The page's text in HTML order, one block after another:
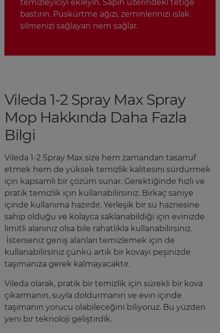
temizleyiciyi ekleyin. Sapın üzerindeki tetiğe
bastırın. Püskürtme ağızı, zeminlerinizi ıslak
silmenizi sağlayan nem sağlar.
Vileda 1-2 Spray Max Spray
Mop Hakkında Daha Fazla
Bilgi
Vileda 1-2 Spray Max size hem zamandan tasarruf
etmek hem de yüksek temizlik kalitesini sürdürmek
için kapsamlı bir çözüm sunar. Gerektiğinde hızlı ve
pratik temizlik için kullanabilirsiniz. Birkaç saniye
içinde kullanıma hazırdır. Yerleşik bir su haznesine
sahip olduğu ve kolayca saklanabildiği için evinizde
limitli alanınız olsa bile rahatlıkla kullanabilirsiniz.
İsterseniz geniş alanları temizlemek için de
kullanabilirsiniz çünkü artık bir kovayı peşinizde
taşımanıza gerek kalmayacaktır.
Vileda olarak, pratik bir temizlik için sürekli bir kova
çıkarmanın, suyla doldurmanın ve evin içinde
taşımanın yorucu olabileceğini biliyoruz. Bu yüzden
yeni bir teknoloji geliştirdik.